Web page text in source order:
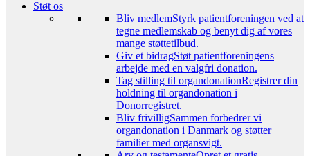
Støt os
Bliv medlemStyrk patientforeningen ved at
tegne medlemskab og benyt dig af vores
mange støttetilbud.
Giv et bidragStøt patientforeningens
arbejde med en valgfri donation.
Tag stilling til organdonationRegistrer din
holdning til organdonation i
Donorregistret.
Bliv frivilligSammen forbedrer vi
organdonation i Danmark og støtter
familier med organsvigt.